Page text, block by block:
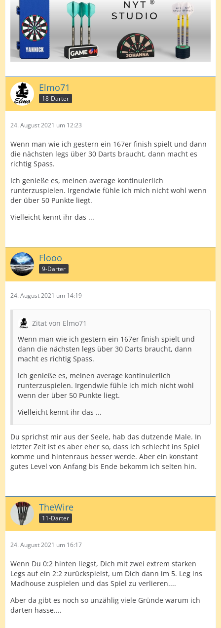
Elmo71
18-Darter
24. August 2021 um 12:23
Wenn man wie ich gestern ein 167er finish spielt und dann
die nächsten legs über 30 Darts braucht, dann macht es
richtig Spass.
Ich genieße es, meinen average kontinuierlich
runterzuspielen. Irgendwie fühle ich mich nicht wohl wenn
der über 50 Punkte liegt.
Vielleicht kennt ihr das ...
Flooo
9-Darter
24. August 2021 um 14:19
Zitat von Elmo71
Wenn man wie ich gestern ein 167er finish spielt und
dann die nächsten legs über 30 Darts braucht, dann
macht es richtig Spass.
Ich genieße es, meinen average kontinuierlich
runterzuspielen. Irgendwie fühle ich mich nicht wohl
wenn der über 50 Punkte liegt.
Vielleicht kennt ihr das ...
Du sprichst mir aus der Seele, hab das dutzende Male. In
letzter Zeit ist es aber eher so, dass ich schlecht ins Spiel
komme und hintenraus besser werde. Aber ein konstant
gutes Level von Anfang bis Ende bekomm ich selten hin.
TheWire
11-Darter
24. August 2021 um 16:17
Wenn Du 0:2 hinten liegst, Dich mit zwei extrem starken
Legs auf ein 2:2 zurückspielst, um Dich dann im 5. Leg ins
Madhouse zuspielen und das Spiel zu verlieren....
Aber da gibt es noch so unzählig viele Gründe warum ich
darten hasse....